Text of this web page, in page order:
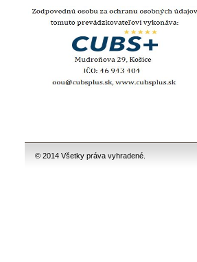
© 2014 Všetky práva vyhradené.